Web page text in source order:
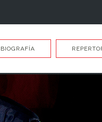
BIOGRAFÍA